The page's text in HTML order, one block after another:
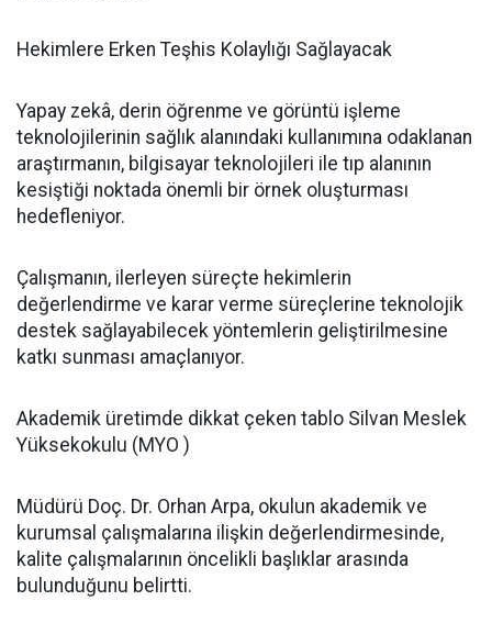
Hekimlere Erken Teşhis Kolaylığı Sağlayacak
Yapay zekâ, derin öğrenme ve görüntü işleme
teknolojilerinin sağlık alanındaki kullanımına odaklanan
araştırmanın, bilgisayar teknolojileri ile tıp alanının
kesiştiği noktada önemli bir örnek oluşturması
hedefleniyor.
Çalışmanın, ilerleyen süreçte hekimlerin
değerlendirme ve karar verme süreçlerine teknolojik
destek sağlayabilecek yöntemlerin geliştirilmesine
katkı sunması amaçlanıyor.
Akademik üretimde dikkat çeken tablo Silvan Meslek
Yüksekokulu (MYO )
Müdürü Doç. Dr. Orhan Arpa, okulun akademik ve
kurumsal çalışmalarına ilişkin değerlendirmesinde,
kalite çalışmalarının öncelikli başlıklar arasında
bulunduğunu belirtti.